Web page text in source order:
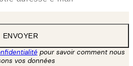
ENVOYER
pour savoir comment nous
vos données